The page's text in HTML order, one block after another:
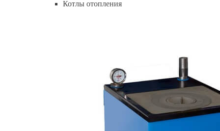
Котлы отопления